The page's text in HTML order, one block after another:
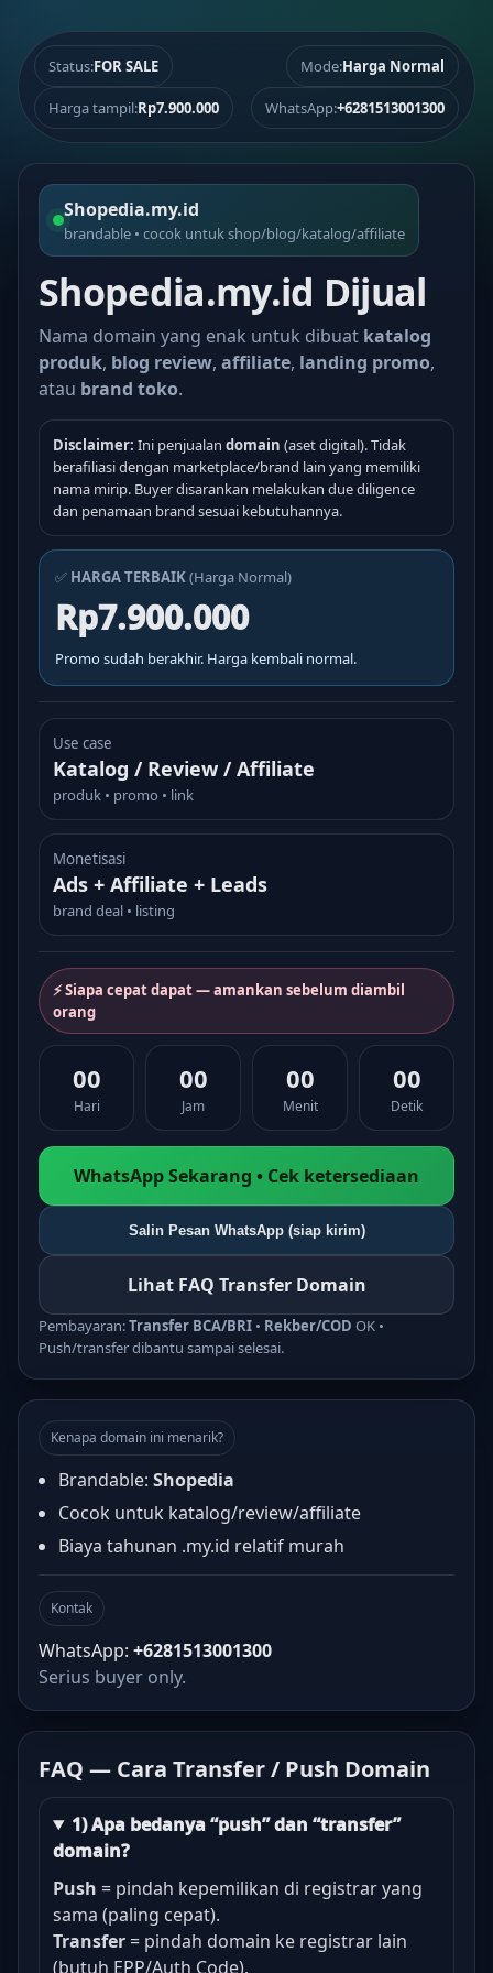
Status:FOR SALE Mode:Harga Normal
Harga tampil:Rp7.900.000 WhatsApp:+6281513001300
Shopedia.my.id
brandable • cocok untuk shop/blog/katalog/affiliate
Shopedia.my.id Dijual
Nama domain yang enak untuk dibuat katalog
produk, blog review, affiliate, landing promo,
atau brand toko.
Disclaimer: Ini penjualan domain (aset digital). Tidak
berafiliasi dengan marketplace/brand lain yang memiliki
nama mirip. Buyer disarankan melakukan due diligence
dan penamaan brand sesuai kebutuhannya.
✅ HARGA TERBAIK(Harga Normal)
Rp7.900.000
Promo sudah berakhir. Harga kembali normal.
Use case
Katalog / Review / Affiliate
produk • promo • link
Monetisasi
Ads + Affiliate + Leads
brand deal • listing
⚡ Siapa cepat dapat — amankan sebelum diambil
orang
00
Hari
00
Jam
00
Menit
00
Detik
WhatsApp Sekarang • Cek ketersediaan
Salin Pesan WhatsApp (siap kirim)
Lihat FAQ Transfer Domain
Pembayaran:Transfer BCA/BRI • Rekber/COD OK •
Push/transfer dibantu sampai selesai.
Kenapa domain ini menarik?
Brandable: Shopedia
Cocok untuk katalog/review/affiliate
Biaya tahunan .my.id relatif murah
Kontak
WhatsApp: +6281513001300
Serius buyer only.
FAQ — Cara Transfer / Push Domain
1) Apa bedanya “push” dan “transfer”
domain?
Push = pindah kepemilikan di registrar yang
sama (paling cepat).
Transfer = pindah domain ke registrar lain
(butuh EPP/Auth Code).